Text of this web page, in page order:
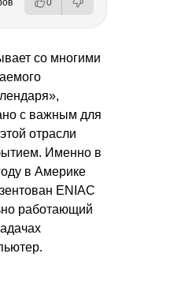
0
со многими
с важным для
отрасли
Именно в
в Америке
ENIAC
работающий